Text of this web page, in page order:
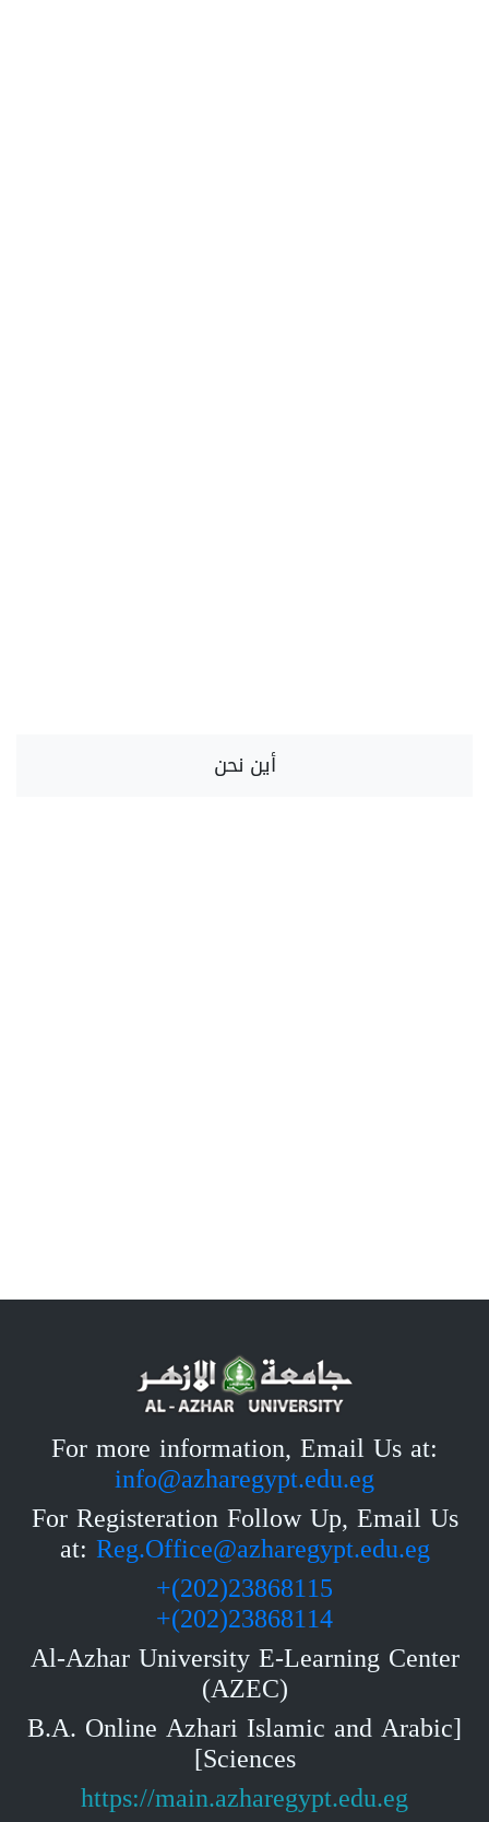
أين نحن
For more information, Email Us at:
info@azharegypt.edu.eg
For Registeration Follow Up, Email Us
at: Reg.Office@azharegypt.edu.eg
23868115(202)+
23868114(202)+
Al-Azhar University E-Learning Center
(AZEC)
[B.A. Online Azhari Islamic and Arabic
Sciences]
https://main.azharegypt.edu.eg